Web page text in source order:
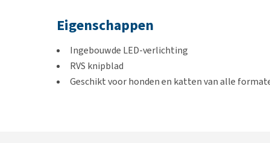
Eigenschappen
Ingebouwde LED-verlichting
RVS knipblad
Geschikt voor honden en katten van alle